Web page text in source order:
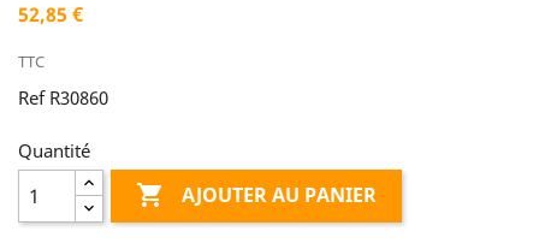
52,85 €
TTC
Ref R30860
Quantité
 AJOUTER AU PANIER